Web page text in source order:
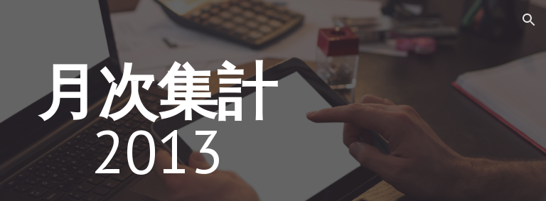
Skip to navigation
月次集計
2013